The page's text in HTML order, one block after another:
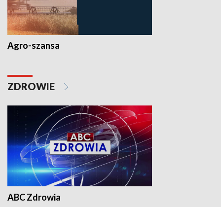
Agro-szansa
ZDROWIE
ABC Zdrowia